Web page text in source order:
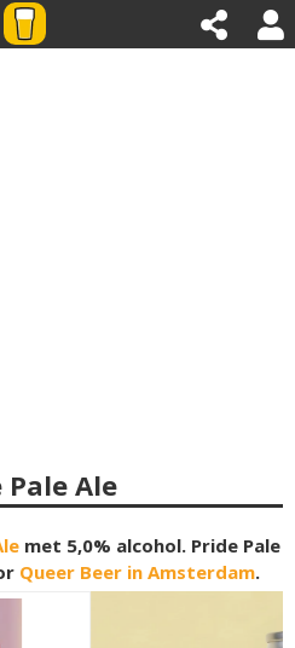
Pale Ale
met 5,0% alcohol. Pride Pale
Queer Beer in Amsterdam.